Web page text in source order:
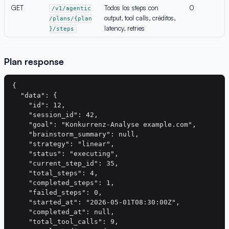
GET
/v1/agentic
/plans/{plan
}/steps
Todos los steps con
output, tool calls, créditos,
latency, retries
0
Plan response
{
  "data": {
    "id": 12,
    "session_id": 42,
    "goal": "Konkurrenz-Analyse example.com",
    "brainstorm_summary": null,
    "strategy": "linear",
    "status": "executing",
    "current_step_id": 35,
    "total_steps": 4,
    "completed_steps": 1,
    "failed_steps": 0,
    "started_at": "2026-05-01T08:30:00Z",
    "completed_at": null,
    "total_tool_calls": 9,